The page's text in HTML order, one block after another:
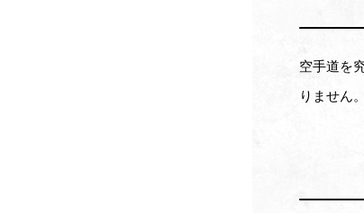
空手道を
りません